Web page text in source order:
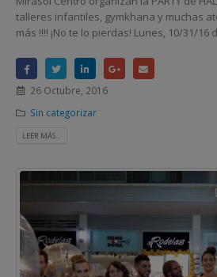
talleres infantiles, gymkhana y muchas
más !!!! ¡No te lo pierdas! Lunes, 10/31/16
26 Octubre, 2016
Sin categorizar
LEER MÁS...